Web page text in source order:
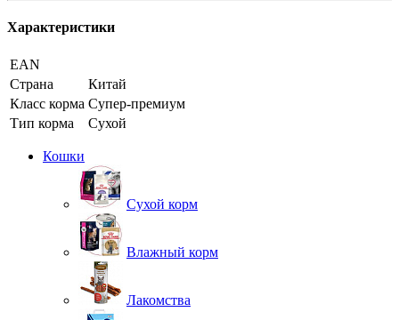
Характеристики
EAN
Страна
Китай
Класс корма Супер-премиум
Тип корма
Сухой
Кошки
Сухой корм
Влажный корм
Лакомства